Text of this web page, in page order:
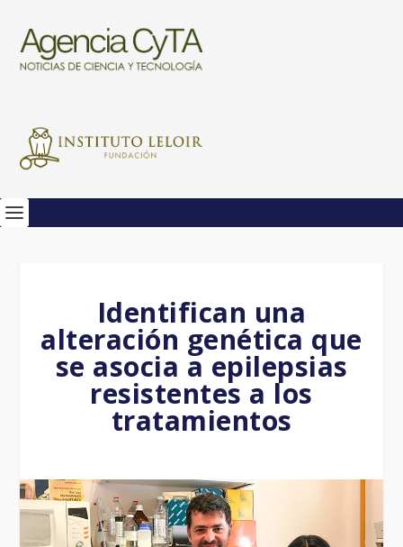
Identifican una
alteración genética que
se asocia a epilepsias
resistentes a los
tratamientos